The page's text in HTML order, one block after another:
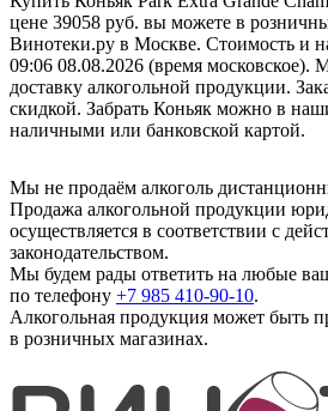
цене 39058 руб. вы можете в
Винотеки.ру в Москве. Стоимость и
09:06 08.08.2026 (время московское).
доставку алкогольной продукции.
скидкой. Забрать Коньяк можно в
наличными или банковской картой.
Мы не продаём алкоголь
Продажа алкогольной продукции
осуществляется в соответствии с
законодательством.
Мы будем рады ответить на любые
по телефону +7 985 410-90-10.
Алкогольная продукция может быть
в розничных магазинах.